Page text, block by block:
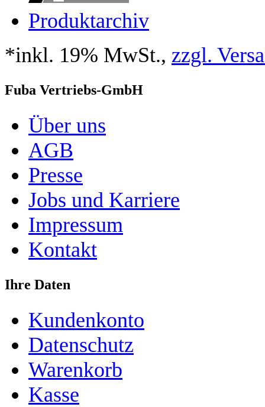
Produktarchiv
*inkl. 19% MwSt., zzgl.
Fuba Vertriebs-GmbH
Über uns
AGB
Presse
Jobs und Karriere
Impressum
Kontakt
Ihre Daten
Kundenkonto
Datenschutz
Warenkorb
Kasse